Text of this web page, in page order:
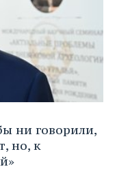
ни говорили,
но, к